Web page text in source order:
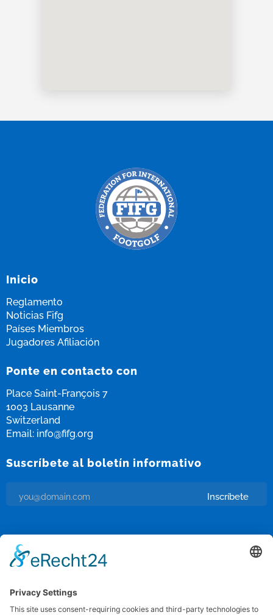
Inicio
Reglamento
Noticias Fifg
Países Miembros
Jugadores Afiliación
Ponte en contacto con
Place Saint-François 7
1003 Lausanne
Switzerland
Email: info@fifg.org
Suscríbete al boletín informativo
seguimiento de esa actividad para mejorar mi experiencia.
Inscríbete